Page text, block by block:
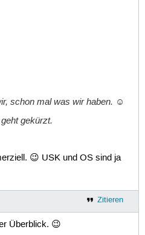
schon mal was wir haben. ☺
gekürzt.
😉 USK und OS sind ja
Zitieren
Überblick. 😉